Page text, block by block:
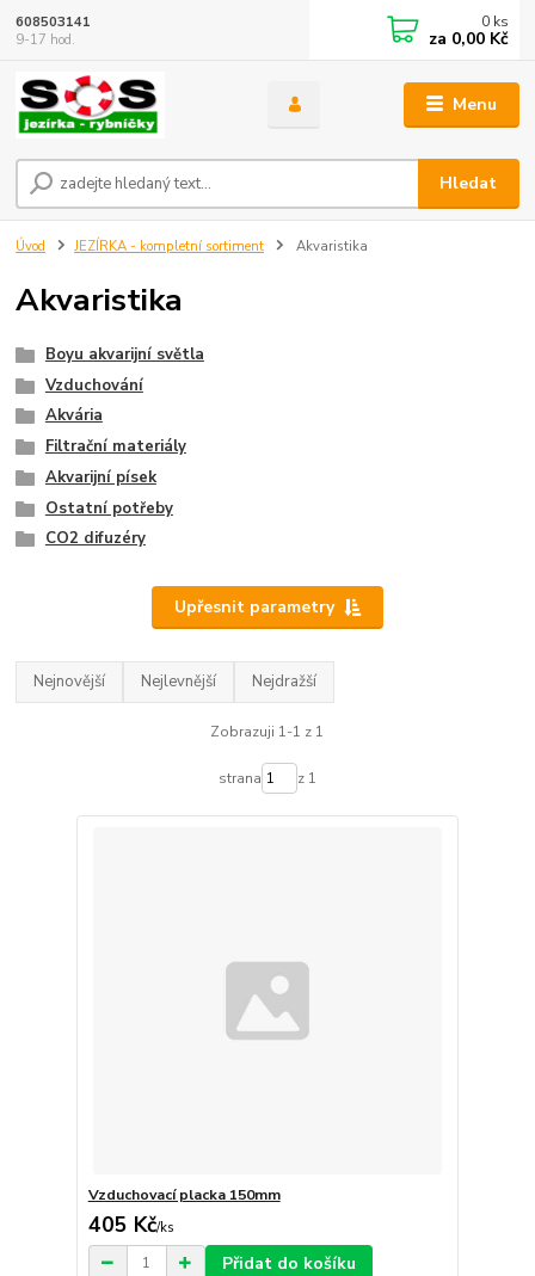
Menu
Hledat
608503141
9-17 hod.
0 ks
za 0,00 Kč
Úvod JEZÍRKA - kompletní sortiment Akvaristika
Akvaristika
Boyu akvarijní světla
Vzduchování
Akvária
Filtrační materiály
Akvarijní písek
Ostatní potřeby
CO2 difuzéry
Upřesnit parametry
Nejnovější Nejlevnější Nejdražší
Zobrazuji 1-1 z 1
strana z 1
Vzduchovací placka 150mm
405 Kč/ks
Přidat do košíku